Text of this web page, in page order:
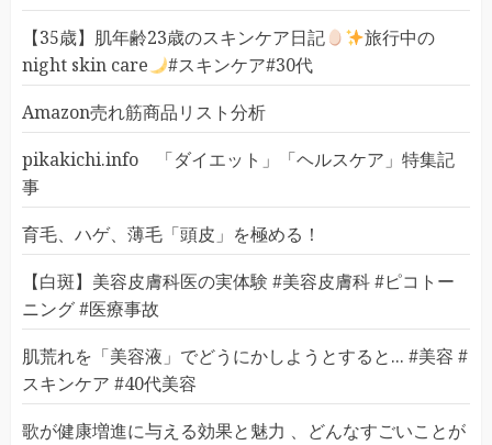
【35歳】肌年齢23歳のスキンケア日記
旅行中の
night skin care
#スキンケア#30代
Amazon売れ筋商品リスト分析
pikakichi.info 「ダイエット」「ヘルスケア」特集記
事
育毛、ハゲ、薄毛「頭皮」を極める！
【白斑】美容皮膚科医の実体験 #美容皮膚科 #ピコトー
ニング #医療事故
肌荒れを「美容液」でどうにかしようとすると... #美容 #
スキンケア #40代美容
歌が健康増進に与える効果と魅力 、どんなすごいことが